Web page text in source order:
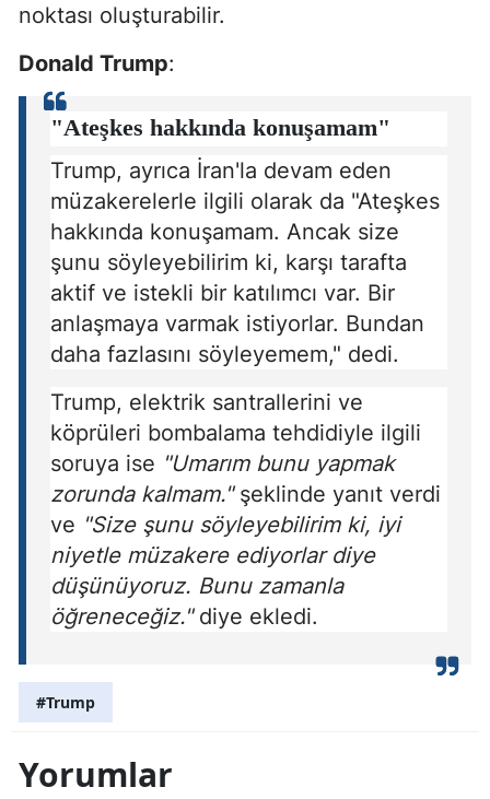
noktası oluşturabilir.
Donald Trump:
"Ateşkes hakkında konuşamam"
Trump, ayrıca İran'la devam eden
müzakerelerle ilgili olarak da "Ateşkes
hakkında konuşamam. Ancak size
şunu söyleyebilirim ki, karşı tarafta
aktif ve istekli bir katılımcı var. Bir
anlaşmaya varmak istiyorlar. Bundan
daha fazlasını söyleyemem," dedi.
Trump, elektrik santrallerini ve
köprüleri bombalama tehdidiyle ilgili
soruya ise "Umarım bunu yapmak
zorunda kalmam."şeklinde yanıt verdi
ve "Size şunu söyleyebilirim ki, iyi
niyetle müzakere ediyorlar diye
düşünüyoruz. Bunu zamanla
öğreneceğiz."diye ekledi.
#Trump
Yorumlar